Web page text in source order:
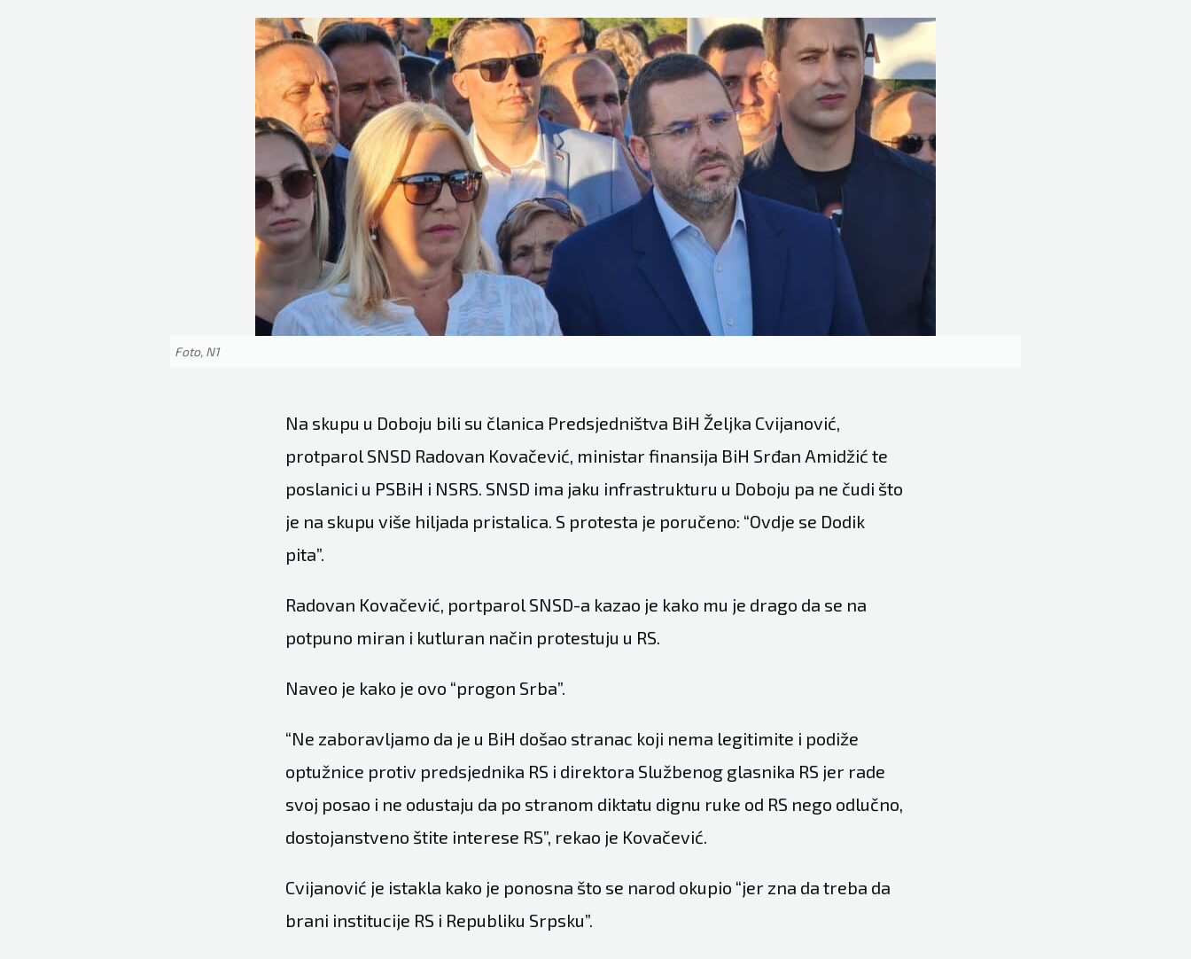
Foto, N1
Na skupu u Doboju bili su članica Predsjedništva BiH Željka Cvijanović,
protparol SNSD Radovan Kovačević, ministar finansija BiH Srđan Amidžić te
poslanici u PSBiH i NSRS. SNSD ima jaku infrastrukturu u Doboju pa ne čudi što
je na skupu više hiljada pristalica. S protesta je poručeno: “Ovdje se Dodik
pita”.
Radovan Kovačević, portparol SNSD-a kazao je kako mu je drago da se na
potpuno miran i kutluran način protestuju u RS.
Naveo je kako je ovo “progon Srba”.
“Ne zaboravljamo da je u BiH došao stranac koji nema legitimite i podiže
optužnice protiv predsjednika RS i direktora Službenog glasnika RS jer rade
svoj posao i ne odustaju da po stranom diktatu dignu ruke od RS nego odlučno,
dostojanstveno štite interese RS”, rekao je Kovačević.
Cvijanović je istakla kako je ponosna što se narod okupio “jer zna da treba da
brani institucije RS i Republiku Srpsku”.